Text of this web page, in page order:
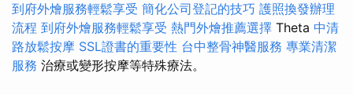
到府外燴服務輕鬆享受 簡化公司登記的技巧 護照換發辦理
流程 到府外燴服務輕鬆享受 熱門外燴推薦選擇 Theta 中清
路放鬆按摩 SSL證書的重要性 台中整骨神醫服務 專業清潔
服務 治療或變形按摩等特殊療法。